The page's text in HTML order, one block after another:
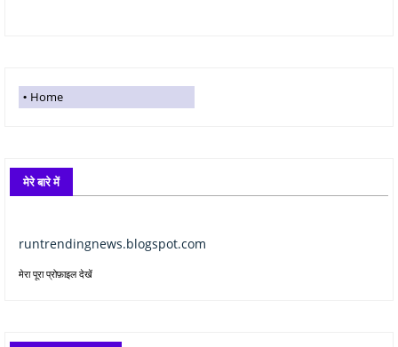
Home
मेरे बारे में
runtrendingnews.blogspot.com
मेरा पूरा प्रोफ़ाइल देखें